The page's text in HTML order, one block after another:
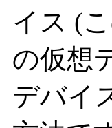
イス (
の仮想
デバイ